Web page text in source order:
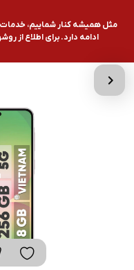
مثل همیشه کنار شماییم، خدمات
ادامه دارد. برای اطلاع از